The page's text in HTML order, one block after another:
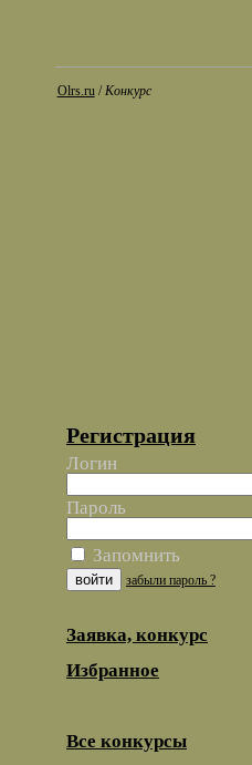
Olrs.ru/Конкурс
Регистрация
Логин
Пароль
Запомнить
забыли пароль ?
Заявка, конкурс
Избранное
Все конкурсы